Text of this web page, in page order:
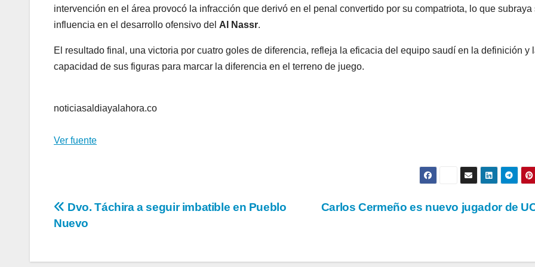
intervención en el área provocó la infracción que derivó en el penal convertido por su compatriota, lo que subraya
influencia en el desarrollo ofensivo del Al Nassr.
El resultado final, una victoria por cuatro goles de diferencia, refleja la eficacia del equipo saudí en la definición y
capacidad de sus figuras para marcar la diferencia en el terreno de juego.
noticiasaldiayalahora.co
Ver fuente
Navegación
entradas
Carlos Cermeño es nuevo jugador de
Dvo. Táchira a seguir imbatible en Pueblo
Nuevo